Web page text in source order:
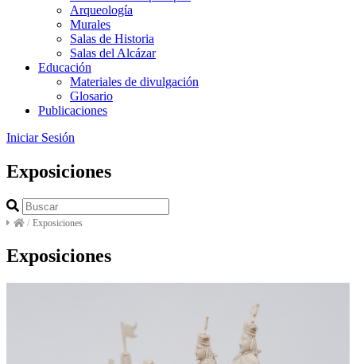
Arqueología
Murales
Salas de Historia
Salas del Alcázar
Educación
Materiales de divulgación
Glosario
Publicaciones
Iniciar Sesión
Exposiciones
/ Exposiciones
Exposiciones